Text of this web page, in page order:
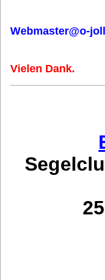
Webmaster@o-
Vielen Dank.